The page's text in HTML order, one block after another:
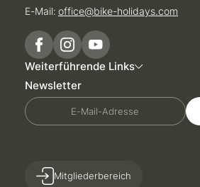
E-Mail: office@bike-holidays.com
Weiterführende Links
Newsletter
E-Mail-Adresse
Mitgliederbereich